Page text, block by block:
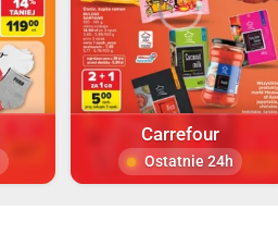
Carrefour
Ostatnie 24h